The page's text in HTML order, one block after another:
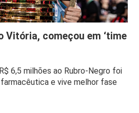
Vitória, começou em ‘time
6,5 milhões ao Rubro-Negro foi
e vive melhor fase